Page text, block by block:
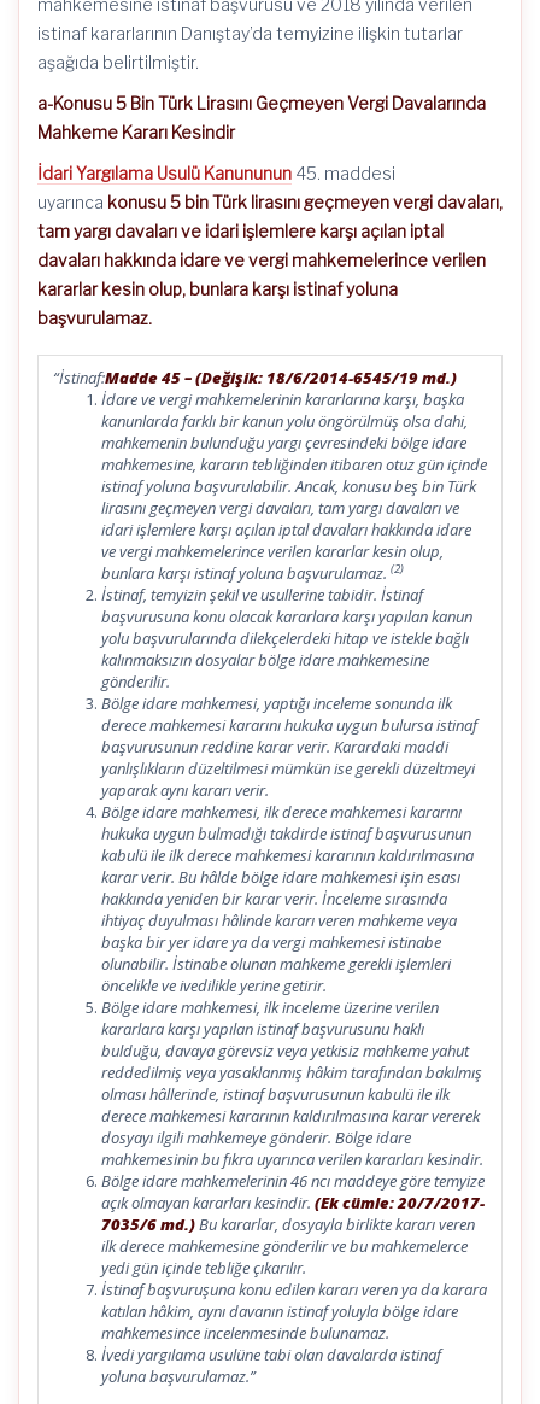
mahkemesine istinaf başvurusu ve 2018 yılında verilen
istinaf kararlarının Danıştay’da temyizine ilişkin tutarlar
aşağıda belirtilmiştir.
a-Konusu 5 Bin Türk Lirasını Geçmeyen Vergi Davalarında
Mahkeme Kararı Kesindir
İdari Yargılama Usulü Kanununun 45. maddesi
uyarınca konusu 5 bin Türk lirasını geçmeyen vergi davaları,
tam yargı davaları ve idari işlemlere karşı açılan iptal
davaları hakkında idare ve vergi mahkemelerince verilen
kararlar kesin olup, bunlara karşı istinaf yoluna
başvurulamaz.
“İstinaf:Madde 45 – (Değişik: 18/6/2014-6545/19 md.)
İdare ve vergi mahkemelerinin kararlarına karşı, başka
kanunlarda farklı bir kanun yolu öngörülmüş olsa dahi,
mahkemenin bulunduğu yargı çevresindeki bölge idare
mahkemesine, kararın tebliğinden itibaren otuz gün içinde
istinaf yoluna başvurulabilir. Ancak, konusu beş bin Türk
lirasını geçmeyen vergi davaları, tam yargı davaları ve
idari işlemlere karşı açılan iptal davaları hakkında idare
ve vergi mahkemelerince verilen kararlar kesin olup,
bunlara karşı istinaf yoluna başvurulamaz. (2)
İstinaf, temyizin şekil ve usullerine tabidir. İstinaf
başvurusuna konu olacak kararlara karşı yapılan kanun
yolu başvurularında dilekçelerdeki hitap ve istekle bağlı
kalınmaksızın dosyalar bölge idare mahkemesine
gönderilir.
Bölge idare mahkemesi, yaptığı inceleme sonunda ilk
derece mahkemesi kararını hukuka uygun bulursa istinaf
başvurusunun reddine karar verir. Karardaki maddi
yanlışlıkların düzeltilmesi mümkün ise gerekli düzeltmeyi
yaparak aynı kararı verir.
Bölge idare mahkemesi, ilk derece mahkemesi kararını
hukuka uygun bulmadığı takdirde istinaf başvurusunun
kabulü ile ilk derece mahkemesi kararının kaldırılmasına
karar verir. Bu hâlde bölge idare mahkemesi işin esası
hakkında yeniden bir karar verir. İnceleme sırasında
ihtiyaç duyulması hâlinde kararı veren mahkeme veya
başka bir yer idare ya da vergi mahkemesi istinabe
olunabilir. İstinabe olunan mahkeme gerekli işlemleri
öncelikle ve ivedilikle yerine getirir.
Bölge idare mahkemesi, ilk inceleme üzerine verilen
kararlara karşı yapılan istinaf başvurusunu haklı
bulduğu, davaya görevsiz veya yetkisiz mahkeme yahut
reddedilmiş veya yasaklanmış hâkim tarafından bakılmış
olması hâllerinde, istinaf başvurusunun kabulü ile ilk
derece mahkemesi kararının kaldırılmasına karar vererek
dosyayı ilgili mahkemeye gönderir. Bölge idare
mahkemesinin bu fıkra uyarınca verilen kararları kesindir.
Bölge idare mahkemelerinin 46 ncı maddeye göre temyize
açık olmayan kararları kesindir. (Ek cümle: 20/7/2017-
7035/6 md.)Bu kararlar, dosyayla birlikte kararı veren
ilk derece mahkemesine gönderilir ve bu mahkemelerce
yedi gün içinde tebliğe çıkarılır.
İstinaf başvuruşuna konu edilen kararı veren ya da karara
katılan hâkim, aynı davanın istinaf yoluyla bölge idare
mahkemesince incelenmesinde bulunamaz.
İvedi yargılama usulüne tabi olan davalarda istinaf
yoluna başvurulamaz.”